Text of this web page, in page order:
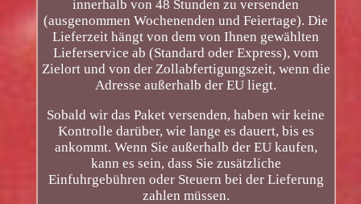
innerhalb von 48 Stunden zu versenden
(ausgenommen Wochenenden und Feiertage). Die
Lieferzeit hängt von dem von Ihnen gewählten
Lieferservice ab (Standard oder Express), vom
Zielort und von der Zollabfertigungszeit, wenn die
Adresse außerhalb der EU liegt.
Sobald wir das Paket versenden, haben wir keine
Kontrolle darüber, wie lange es dauert, bis es
ankommt. Wenn Sie außerhalb der EU kaufen,
kann es sein, dass Sie zusätzliche
Einfuhrgebühren oder Steuern bei der Lieferung
zahlen müssen.